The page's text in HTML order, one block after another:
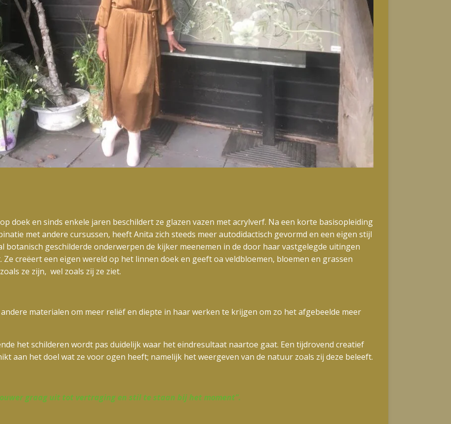
doek en sinds enkele jaren beschildert ze glazen vazen met acrylverf. Na een korte basisopleiding
met andere cursussen, heeft Anita zich steeds meer autodidactisch gevormd en een eigen stijl
botanisch geschilderde onderwerpen de kijker meenemen in de door haar vastgelegde uitingen
creëert een eigen wereld op het linnen doek en geeft oa veldbloemen, bloemen en grassen
ze zijn, wel zoals zij ze ziet.
materialen om meer reliëf en diepte in haar werken te krijgen om zo het afgebeelde meer
het schilderen wordt pas duidelijk waar het eindresultaat naartoe gaat. Een tijdrovend creatief
aan het doel wat ze voor ogen heeft; namelijk het weergeven van de natuur zoals zij deze beleeft.
graag uit tot vertraging en stil te staan bij het moment".